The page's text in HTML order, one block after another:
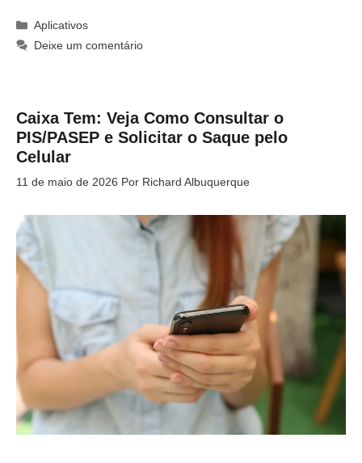
Categorias
Aplicativos
Deixe um comentário
Caixa Tem: Veja Como Consultar o
PIS/PASEP e Solicitar o Saque pelo
Celular
11 de maio de 2026 Por Richard Albuquerque